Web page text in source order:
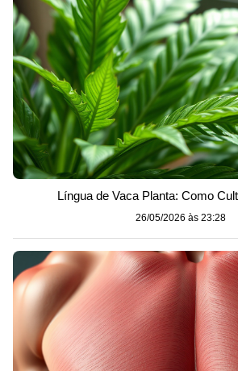
Língua de Vaca Planta: Como
26/05/2026 às 23:28